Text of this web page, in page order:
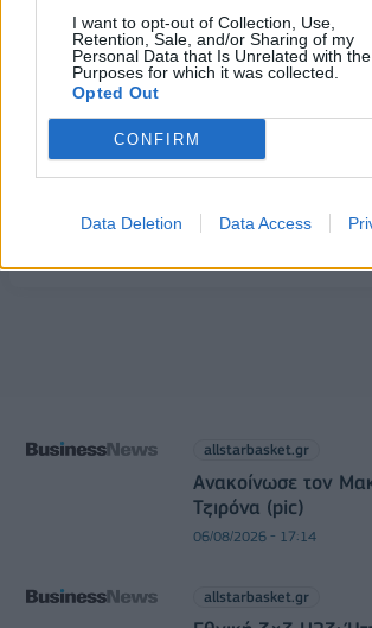
I want to opt-out of Collection, Use,
Retention, Sale, and/or Sharing of my
Personal Data that Is Unrelated with the
Purposes for which it was collected.
Opted Out
CONFIRM
Data Deletion Data Access
Viohalco: Αυξημένος κατά 14% ο
εξάμηνο, στα 4,3 δισ. ευρώ – Στα 446
τα EBITDA
06/08/2026 - 08:23 ΕΠΙΧΕΙΡΗΣΕΙΣ
Ρωσία: Η Μόσχα δηλώνει ότι κατέρριψε
αποθήκη της Wildberries
allstarbasket.gr
Ανακοίνωσε τον
Τζιρόνα (pic)
06/08/2026 - 17:14
allstarbasket.gr